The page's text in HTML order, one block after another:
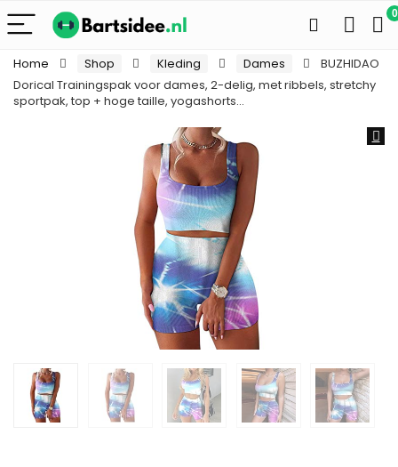
0
Home Shop Kleding Dames
BUZHIDAO
Dorical Trainingspak voor dames, 2-delig, met ribbels, stretchy
sportpak, top + hoge taille, yogashorts…